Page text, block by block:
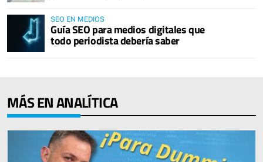
SEO EN MEDIOS
Guía SEO para medios digitales que
todo periodista debería saber
MÁS EN ANALÍTICA